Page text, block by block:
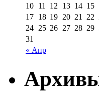
« Апр
10 11 12 13 14 15
17 18 19 20 21 22
24 25 26 27 28 29
31